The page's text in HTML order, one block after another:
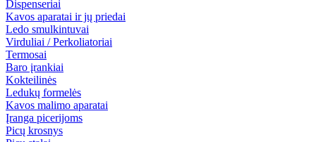
Dispenseriai
Kavos aparatai ir jų priedai
Ledo smulkintuvai
Virduliai / Perkoliatoriai
Termosai
Baro įrankiai
Kokteilinės
Ledukų formelės
Kavos malimo aparatai
Įranga picerijoms
Picų krosnys